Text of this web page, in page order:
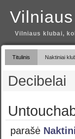
Vilniaus klubai,
Titulinis Naktiniai
Decibelai
parašė